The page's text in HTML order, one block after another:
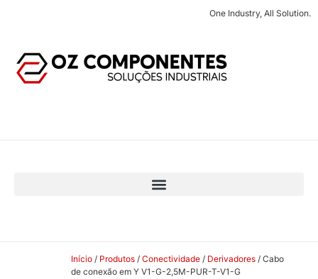
One Industry, All Solution.
Início / Produtos / Conectividade / Derivadores / Cabo
de conexão em Y V1-G-2,5M-PUR-T-V1-G